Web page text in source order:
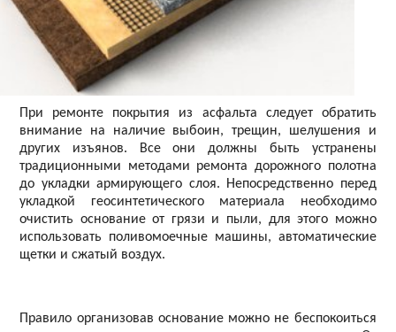
При ремонте покрытия из асфальта следует обратить
внимание на наличие выбоин, трещин, шелушения и
других изъянов. Все они должны быть устранены
традиционными методами ремонта дорожного полотна
до укладки армирующего слоя. Непосредственно перед
укладкой геосинтетического материала необходимо
очистить основание от грязи и пыли, для этого можно
использовать поливомоечные машины, автоматические
щетки и сжатый воздух.
Правило организовав основание можно не беспокоиться